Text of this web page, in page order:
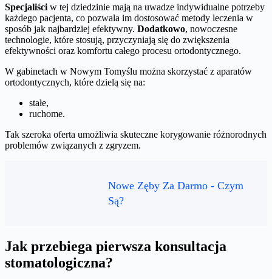
Specjaliści w tej dziedzinie mają na uwadze indywidualne potrzeby
każdego pacjenta, co pozwala im dostosować metody leczenia w
sposób jak najbardziej efektywny. Dodatkowo, nowoczesne
technologie, które stosują, przyczyniają się do zwiększenia
efektywności oraz komfortu całego procesu ortodontycznego.
W gabinetach w Nowym Tomyślu można skorzystać z aparatów
ortodontycznych, które dzielą się na:
stałe,
ruchome.
Tak szeroka oferta umożliwia skuteczne korygowanie różnorodnych
problemów związanych z zgryzem.
Nowe Zęby Za Darmo - Czym
Są?
Jak przebiega pierwsza konsultacja
stomatologiczna?